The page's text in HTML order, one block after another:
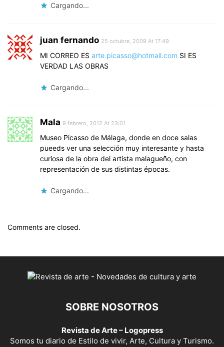
Cargando...
juan fernando 25 octubre, 2009 At 17:49
MI CORREO ES arte.picasso@hotmail.com SI ES
VERDAD LAS OBRAS
Cargando...
Mala 9 febrero, 2012 At 23:01
Museo Picasso de Málaga, donde en doce salas
pueeds ver una selección muy interesante y hasta
curiosa de la obra del artista malagueño, con
representación de sus distintas épocas.
Cargando...
Comments are closed.
SOBRE NOSOTROS
Revista de Arte – Logopress
Somos tu diario de Estilo de vivir, Arte, Cultura y Turismo.